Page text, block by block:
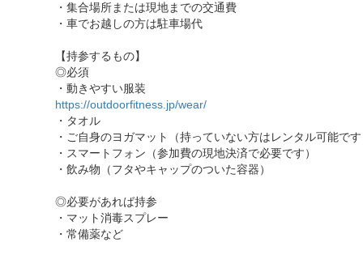
・集合場所または現地までの交通費
・車でお越しの方は駐車場代
【持参するもの】
◎必須
・動きやすい服装
https://outdoorfitness.jp/wear/
・タオル
・ご自身のヨガマット（持っていない方はレンタル可能で
・スマートフォン（参加費の現地決済で必要です）
・飲み物（フタやキャップのついた容器）
◎必要があれば持参
・マット消毒スプレー
・常備薬など